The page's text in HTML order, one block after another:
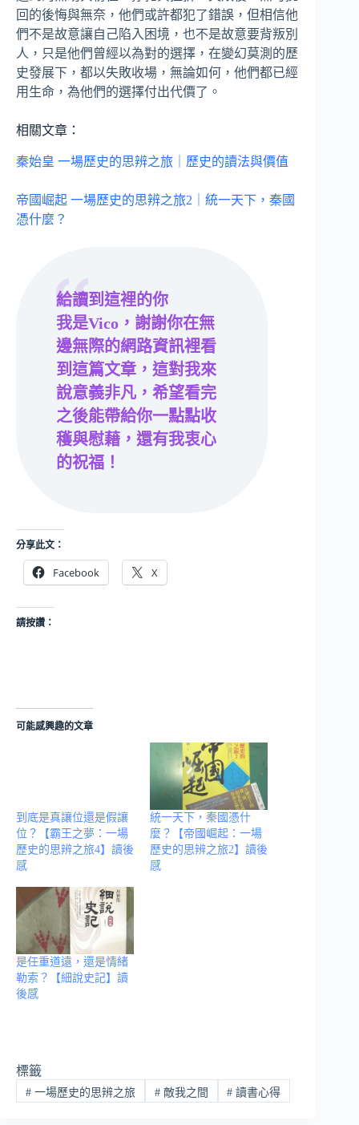
回的後悔與無奈，他們或許都犯了錯誤，但相信他
們不是故意讓自己陷入困境，也不是故意要背叛別
人，只是他們曾經以為對的選擇，在變幻莫測的歷
史發展下，都以失敗收場，無論如何，他們都已經
用生命，為他們的選擇付出代價了。
相關文章：
秦始皇 一場歷史的思辨之旅｜歷史的讀法與價值
帝國崛起 一場歷史的思辨之旅2｜統一天下，秦國
憑什麼？
給讀到這裡的你
我是Vico，謝謝你在無
邊無際的網路資訊裡看
到這篇文章，這對我來
說意義非凡，希望看完
之後能帶給你一點點收
穫與慰藉，還有我衷心
的祝福！
分享此文：
Facebook X
請按讚：
可能感興趣的文章
到底是真讓位還是假讓
位？【霸王之夢：一場
歷史的思辨之旅4】讀後
感
統一天下，秦國憑什
麼？【帝國崛起：一場
歷史的思辨之旅2】讀後
感
是任重道遠，還是情緒
勒索？【細說史記】讀
後感
標籤
#一場歷史的思辨之旅 #敵我之間 # 讀書心得